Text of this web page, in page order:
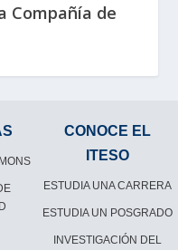
Compañía de
CONOCE EL
ITESO
ESTUDIA UNA CARRERA
ESTUDIA UN POSGRADO
INVESTIGACIÓN DEL